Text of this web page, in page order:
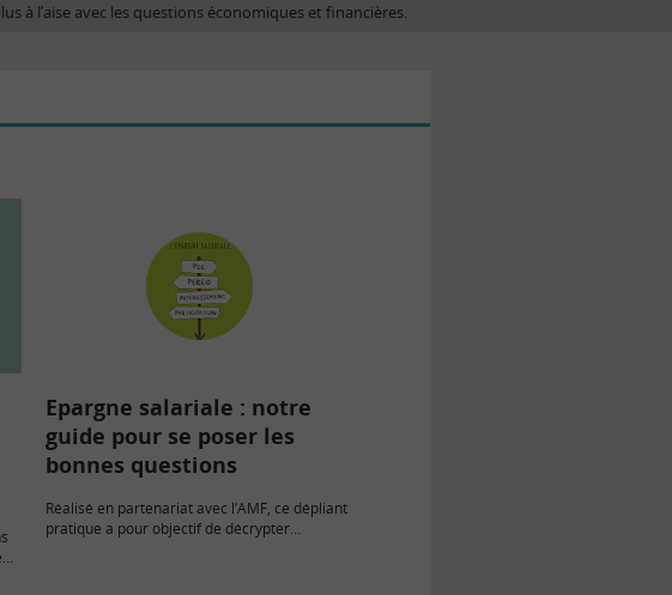
site
et
à l’aise avec les questions économiques et financières.
Epargne salariale : notre
guide pour se poser les
bonnes questions
Réalisé en partenariat avec l’AMF, ce dépliant
pratique a pour objectif de décrypter